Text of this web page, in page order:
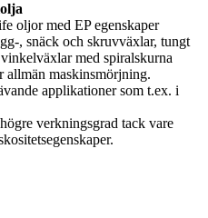
oljor med EP egenskaper
, snäck och skruvväxlar, tungt
med spiralskurna
allmän maskinsmörjning.
applikationer som t.ex. i
verkningsgrad tack vare